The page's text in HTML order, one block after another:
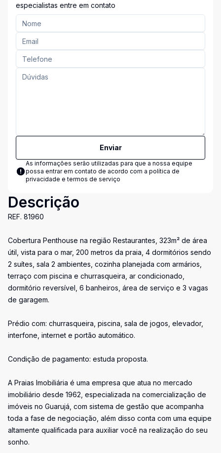
especialistas entre em contato
Enviar
As informações serão utilizadas para que a nossa equipe
possa entrar em contato de acordo com a política de
privacidade e termos de serviço
Descrição
REF. 81960
Cobertura Penthouse na região Restaurantes, 323m² de área
útil, vista para o mar, 200 metros da praia, 4 dormitórios sendo
2 suítes, sala 2 ambientes, cozinha planejada com armários,
terraço com piscina e churrasqueira, ar condicionado,
dormitório reversível, 6 banheiros, área de serviço e 3 vagas
de garagem.
Prédio com: churrasqueira, piscina, sala de jogos, elevador,
interfone, internet e portão automático.
Condição de pagamento: estuda proposta.
A Praias Imobiliária é uma empresa que atua no mercado
imobiliário desde 1962, especializada na comercialização de
imóveis no Guarujá, com sistema de gestão que acompanha
toda a fase de negociação, além disso conta com uma equipe
altamente qualificada para auxiliar você na realização do seu
sonho.